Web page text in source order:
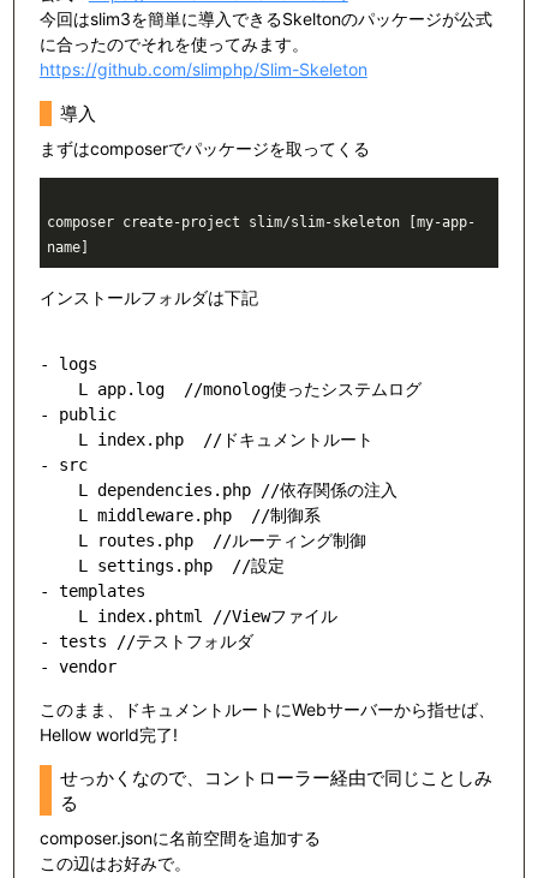
今回はslim3を簡単に導入できるSkeltonのパッケージが公式
に合ったのでそれを使ってみます。
https://github.com/slimphp/Slim-Skeleton
導入
まずはcomposerでパッケージを取ってくる
composer create-project slim/slim-skeleton [my-app-
インストールフォルダは下記
- logs
- public
- src
- templates
- tests //テストフォルダ
- vendor
このまま、ドキュメントルートにWebサーバーから指せば、
Hellow world完了!
せっかくなので、コントローラー経由で同じことしみ
る
composer.jsonに名前空間を追加する
この辺はお好みで。